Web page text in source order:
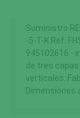
Suministro
-5-T-K Ref.
945102616 -
de tres
verticales.
Dimensiones